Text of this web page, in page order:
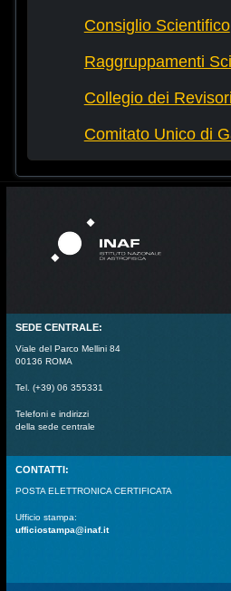
Consiglio Scientifico
Raggruppamenti
Collegio dei
Comitato Unico di
SEDE CENTRALE:
Viale del Parco Mellini 84
00136 ROMA
Tel. (+39) 06 355331
Telefoni e indirizzi
della sede centrale
CONTATTI:
POSTA ELETTRONICA CERTIFICATA
Ufficio stampa:
ufficiostampa@inaf.it